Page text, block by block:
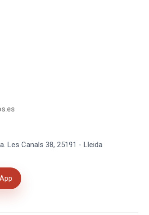
Les Canals 38, 25191 - Lleida